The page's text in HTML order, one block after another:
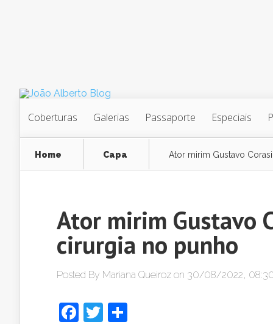
Coberturas Galerias Passaporte Especiais
Home Capa Ator mirim Gustavo
Ator mirim Gustavo
cirurgia no punho
Posted By Mariana Queiroz on 30/08/2022,
Facebook
Twitter